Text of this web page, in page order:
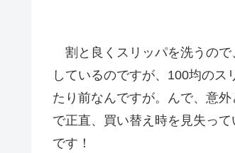
割と良くスリッパを洗うので
しているのですが、100均の
たり前なんですが。んで、意
で正直、買い替え時を見失っ
です！